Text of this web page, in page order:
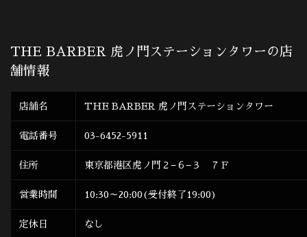
THE BARBER 虎ノ門ステーションタワーの店
舗情報
店舗名 THE BARBER 虎ノ門ステーションタワー
電話番号 03-6452-5911
住所 東京都港区虎ノ門２−６−３ ７Ｆ
営業時間 10:30～20:00(受付終了19:00)
定休日 なし